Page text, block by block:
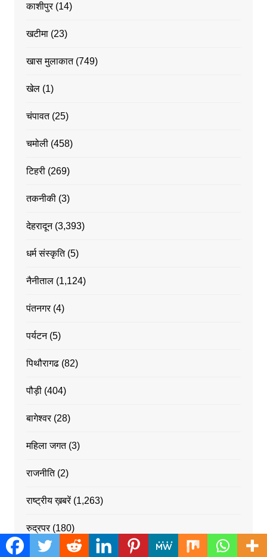
काशीपुर(14)
खटीमा(23)
खास मुलाकात(749)
खेल(1)
चंपावत(25)
चमोली(458)
टिहरी(269)
तकनीकी(3)
देहरादून(3,393)
धर्म संस्कृति(5)
नैनीताल(1,124)
पंतनगर(4)
पर्यटन(5)
पिथौरागढ(82)
पौड़ी(404)
बागेश्वर(28)
महिला जगत(3)
राजनीति(2)
राष्ट्रीय ख़बरें(1,263)
रुद्रपर(180)